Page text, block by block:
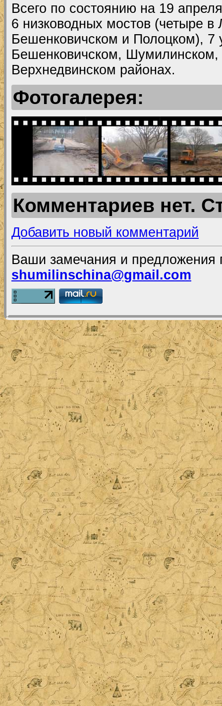
Всего по состоянию на 19
6 низководных мостов (четыре
Бешенковичском и Полоцком), 7
Бешенковичском,
Верхнедвинском районах.
Фотогалерея:
Комментариев нет.
Добавить новый комментарий
Ваши замечания и предложения
shumilinschina@gmail.com